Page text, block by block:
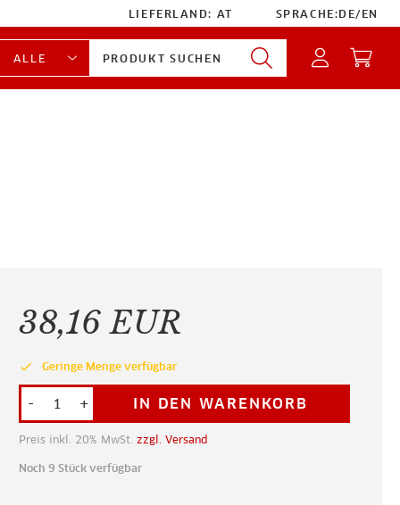
LIEFERLAND: AT SPRACHE:DE/EN
38,16 EUR
done Geringe Menge verfügbar
- + IN DEN WARENKORB
Preis inkl. 20% MwSt.zzgl. Versand
Noch 9 Stück verfügbar